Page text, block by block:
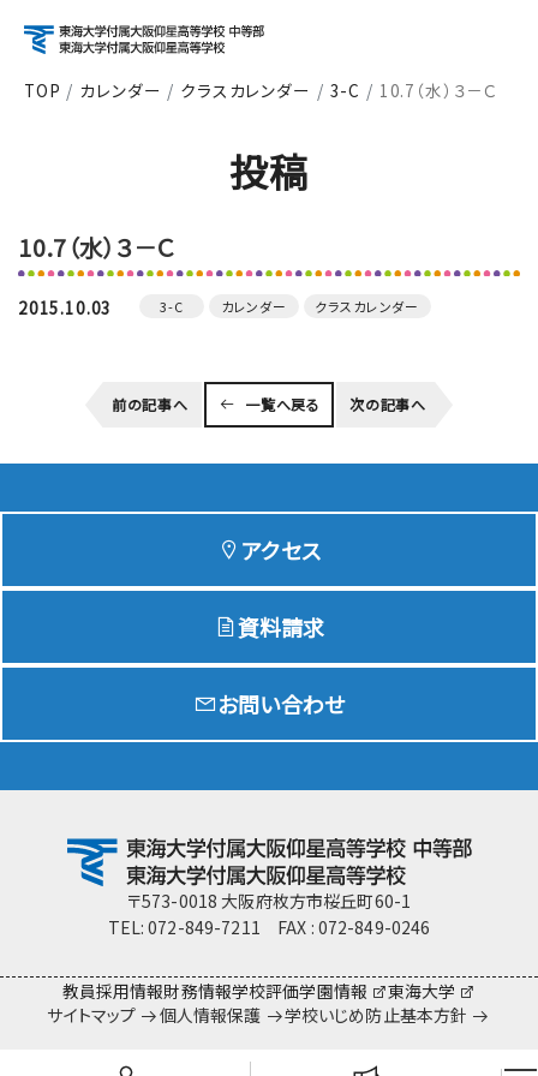
About 学校紹介
Course コース紹介
School Life 学校生活
Exam 入試情報サイト
team Gyosei team Gyosei
TOP カレンダー クラスカレンダー 3-C 10.7（水）３－Ｃ
投稿
10.7（水）３－Ｃ
2015.10.03 3-C カレンダー クラスカレンダー
前の記事へ 一覧へ戻る 次の記事へ
アクセス
資料請求
お問い合わせ
〒573-0018 大阪府枚方市桜丘町60-1
TEL: 072-849-7211 FAX : 072-849-0246
教員採用情報財務情報学校評価学園情報
東海大学
サイトマップ
個人情報保護 学校いじめ防止基本方針